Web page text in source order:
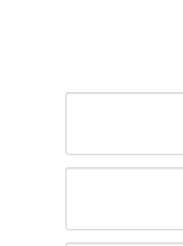
Apellido